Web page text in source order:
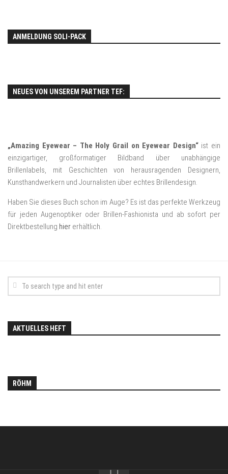
ANMELDUNG SOLI-PACK
NEUES VON UNSEREM PARTNER TEF:
„Amazing Eyewear – The Holy Grail on Eyewear Design“ist ein
einzigartiger, großformatiger Bildband über unabhängige
Brillenlabels, mit Geschichten von herausragenden Designern,
Kunsthandwerkern und Journalisten über echtes Brillendesign.
Haben Sie dieses Buch schon im Auge? Es ist das perfekte Werkzeug
für jeden Augenoptiker oder Brillen-Fashionista und ab sofort per
Direktbestellung hier erhältlich.
AKTUELLES HEFT
RÖHM